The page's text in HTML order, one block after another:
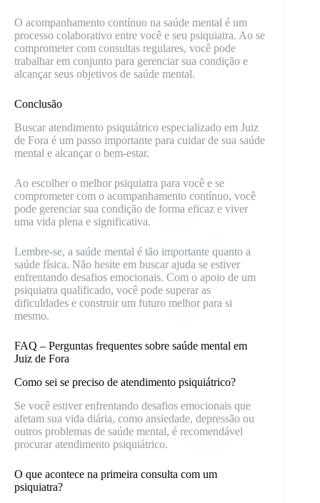
O acompanhamento contínuo na saúde mental é um
processo colaborativo entre você e seu psiquiatra. Ao se
comprometer com consultas regulares, você pode
trabalhar em conjunto para gerenciar sua condição e
alcançar seus objetivos de saúde mental.
Conclusão
Buscar atendimento psiquiátrico especializado em Juiz
de Fora é um passo importante para cuidar de sua saúde
mental e alcançar o bem-estar.
Ao escolher o melhor psiquiatra para você e se
comprometer com o acompanhamento contínuo, você
pode gerenciar sua condição de forma eficaz e viver
uma vida plena e significativa.
Lembre-se, a saúde mental é tão importante quanto a
saúde física. Não hesite em buscar ajuda se estiver
enfrentando desafios emocionais. Com o apoio de um
psiquiatra qualificado, você pode superar as
dificuldades e construir um futuro melhor para si
mesmo.
FAQ – Perguntas frequentes sobre saúde mental em
Juiz de Fora
Como sei se preciso de atendimento psiquiátrico?
Se você estiver enfrentando desafios emocionais que
afetam sua vida diária, como ansiedade, depressão ou
outros problemas de saúde mental, é recomendável
procurar atendimento psiquiátrico.
O que acontece na primeira consulta com um
psiquiatra?